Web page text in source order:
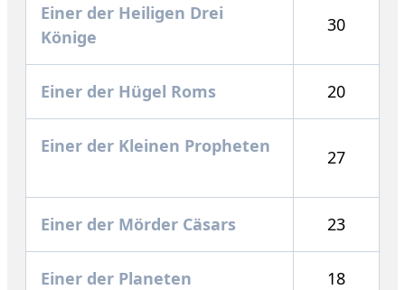
Einer der Heiligen Drei
Könige
30
Einer der Hügel Roms 20
Einer der Kleinen Propheten
27
Einer der Mörder Cäsars 23
Einer der Planeten 18